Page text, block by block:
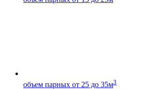
объем парных от 25 до 35м3